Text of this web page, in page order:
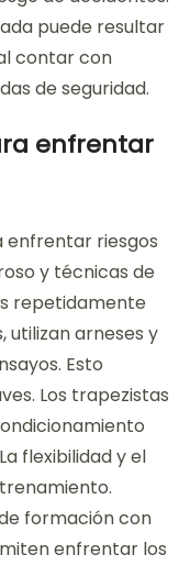
puede resultar
contar con
de seguridad.
enfrentar
enfrentar riesgos
y técnicas de
repetidamente
utilizan arneses y
Esto
Los trapezistas
flexibilidad y el
formación con
enfrentar los